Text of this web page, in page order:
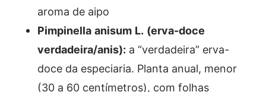
aroma de aipo
Pimpinella anisum L. (erva-doce
verdadeira/anis): a “verdadeira” erva-
doce da especiaria. Planta anual, menor
(30 a 60 centímetros), com folhas